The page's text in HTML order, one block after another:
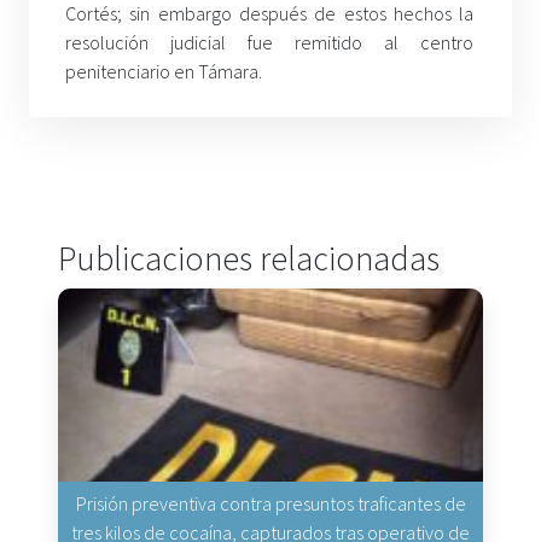
Cortés; sin embargo después de estos hechos la
resolución judicial fue remitido al centro
penitenciario en Támara.
Publicaciones relacionadas
Prisión preventiva contra presuntos traficantes de
tres kilos de cocaína, capturados tras operativo de